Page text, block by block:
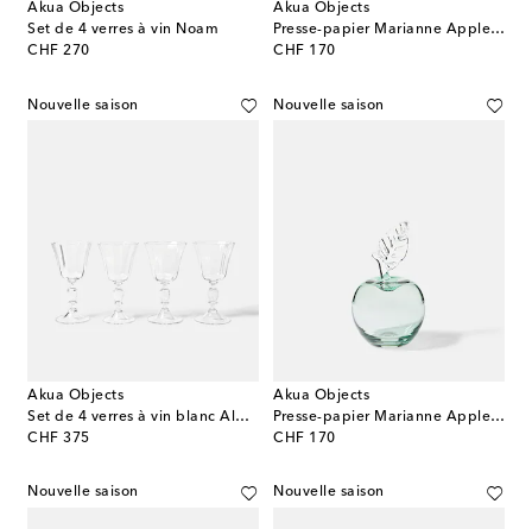
Akua Objects
Set de 4 verres à vin Noam
CHF 270
original price
Akua Objects
Presse-papier Marianne Apple en verre
CHF 170
original price
Nouvelle saison
Akua Objects
Set de 4 verres à vin blanc Alban
CHF 375
original price
Nouvelle saison
Akua Objects
Presse-papier Marianne Apple en verre
CHF 170
original price
Nouvelle saison Nouvelle saison